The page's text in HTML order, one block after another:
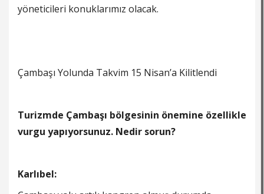
yöneticileri konuklarımız olacak.
Çambaşı Yolunda Takvim 15 Nisan’a Kilitlendi
Turizmde Çambaşı bölgesinin önemine özellikle
vurgu yapıyorsunuz. Nedir sorun?
Karlıbel: